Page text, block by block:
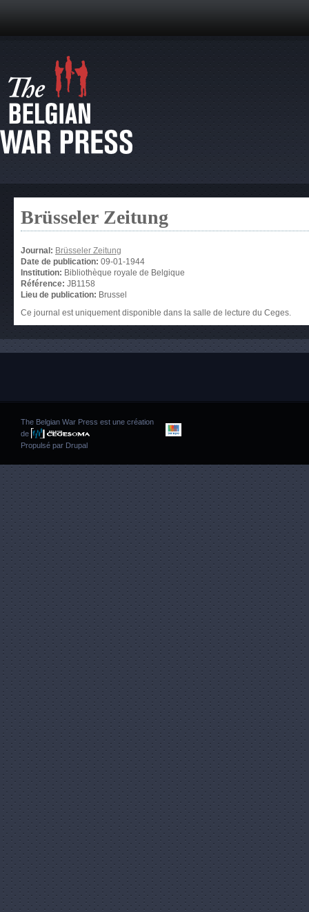
Brüsseler Zeitung
Journal: Brüsseler Zeitung
Date de publication: 09-01-1944
Institution: Bibliothèque royale de Belgique
Référence: JB1158
Lieu de publication: Brussel
Ce journal est uniquement disponible dans la salle de lecture du Ceges.
The Belgian War Press est une création
de
Propulsé par Drupal